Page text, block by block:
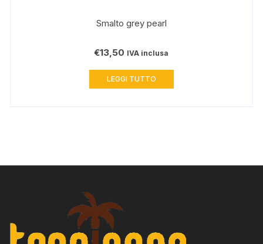
Smalto grey pearl
€13,50 IVA inclusa
LEGGI TUTTO